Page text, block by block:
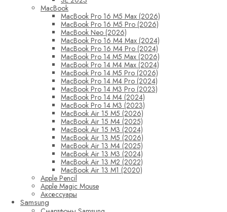
MacBook
MacBook Pro 16 M5 Max (2026)
MacBook Pro 16 M5 Pro (2026)
MacBook Neo (2026)
MacBook Pro 16 M4 Max (2024)
MacBook Pro 16 M4 Pro (2024)
MacBook Pro 14 M5 Max (2026)
MacBook Pro 14 M4 Max (2024)
MacBook Pro 14 M5 Pro (2026)
MacBook Pro 14 M4 Pro (2024)
MacBook Pro 14 M3 Pro (2023)
MacBook Pro 14 M4 (2024)
MacBook Pro 14 M3 (2023)
MacBook Air 15 M5 (2026)
MacBook Air 15 M4 (2025)
MacBook Air 15 M3 (2024)
MacBook Air 13 M5 (2026)
MacBook Air 13 M4 (2025)
MacBook Air 13 M3 (2024)
MacBook Air 13 M2 (2022)
MacBook Air 13 M1 (2020)
Apple Pencil
Apple Magic Mouse
Аксессуары
Samsung